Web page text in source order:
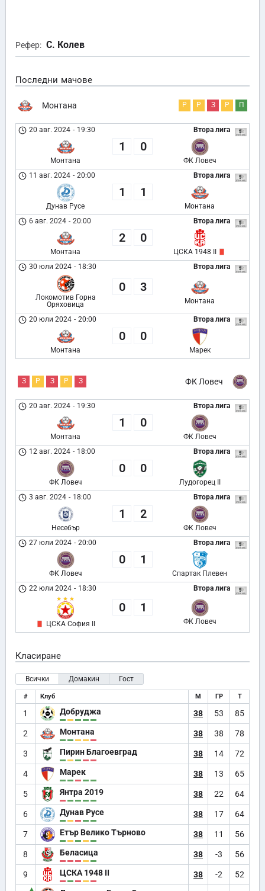
Рефер: С. Колев
Последни мачове
Монтана Р Р З Р П
Втора лига
20 авг. 2024 - 19:30
Монтана
1 0
ФК Ловеч
Втора лига
11 авг. 2024 - 20:00
Дунав Русе
1 1
Монтана
Втора лига
6 авг. 2024 - 20:00
Монтана
2 0
ЦСКА 1948 II
Втора лига
30 юли 2024 - 18:30
Локомотив Горна
Оряховица
0 3
Монтана
Втора лига
20 юли 2024 - 20:00
Монтана
0 0
Марек
ФК Ловеч
З Р З Р З
Втора лига
20 авг. 2024 - 19:30
Монтана
1 0
ФК Ловеч
Втора лига
12 авг. 2024 - 18:00
ФК Ловеч
0 0
Лудогорец II
Втора лига
3 авг. 2024 - 18:00
Несебър
1 2
ФК Ловеч
Втора лига
27 юли 2024 - 20:00
ФК Ловеч
0 1
Спартак Плевен
Втора лига
22 юли 2024 - 18:30
ЦСКА София II
0 1
ФК Ловеч
Класиране
Всички Домакин Гост
# Клуб М ГР Т
1 Добруджа 38 53 85
2 Монтана 38 38 78
3 Пирин Благоевград 38 14 72
4 Марек 38 13 65
5 Янтра 2019 38 22 64
6 Дунав Русе 38 17 64
7 Етър Велико Търново 38 11 56
8 Беласица 38 -3 56
9 ЦСКА 1948 II 38 -2 52
▲